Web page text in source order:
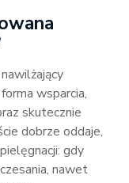
wsparcia,
skutecznie
dobrze oddaje,
gdy
nawet